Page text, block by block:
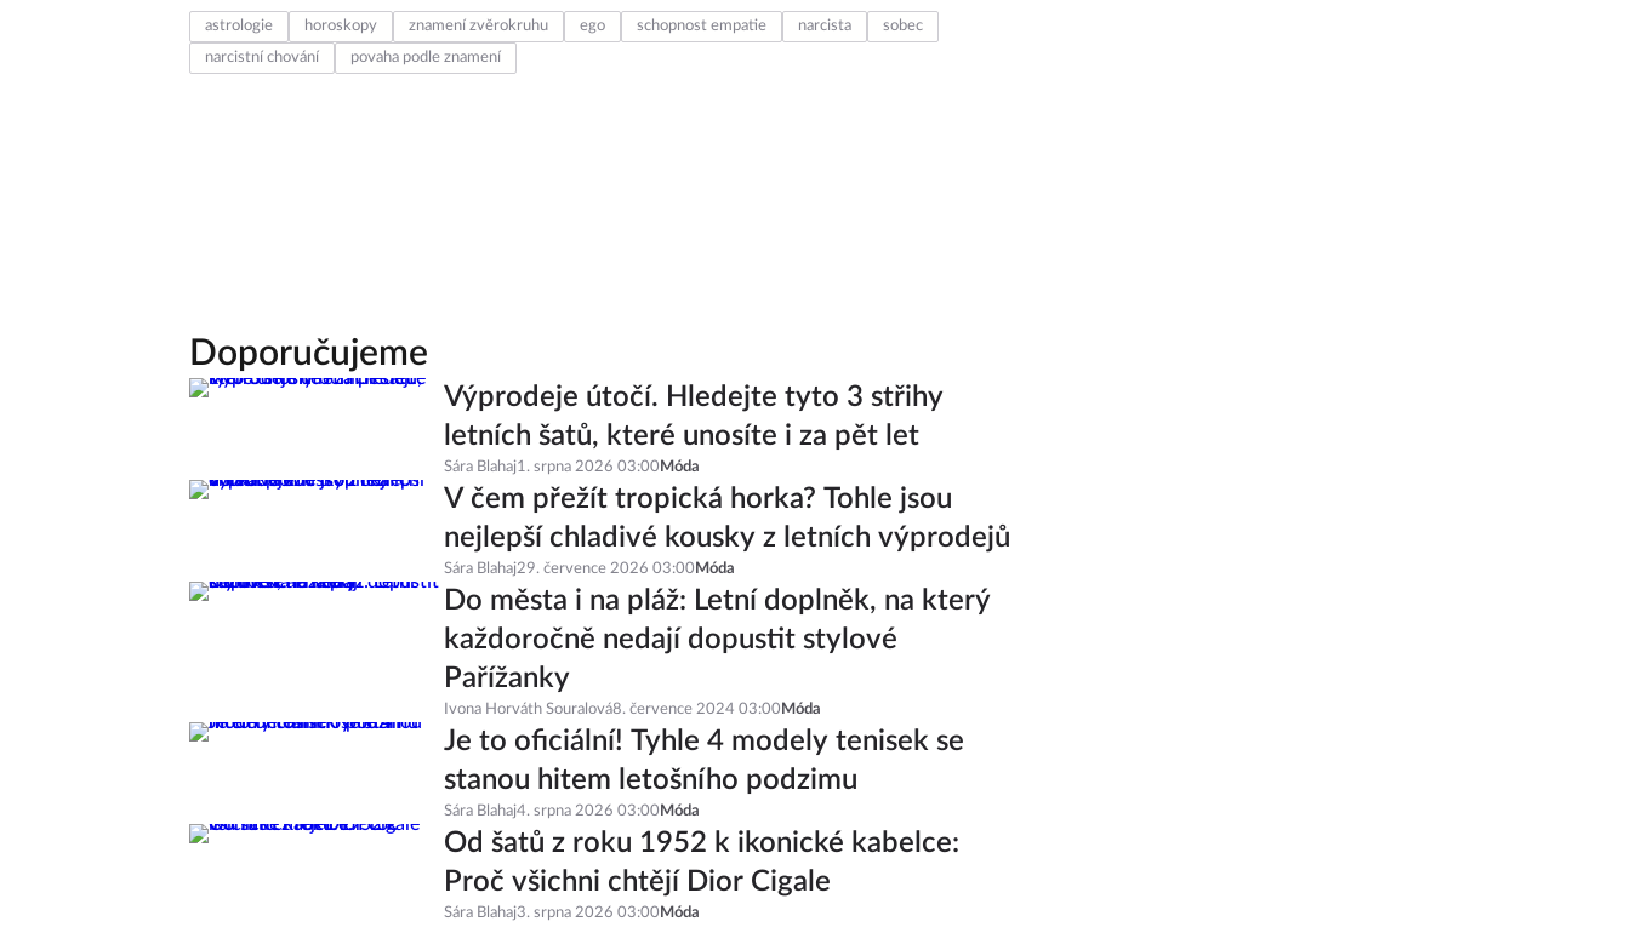
astrologie horoskopy znamení zvěrokruhu ego schopnost empatie narcista
sobec
narcistní chování
povaha podle znamení
Doporučujeme
Výprodeje útočí. Hledejte tyto 3 střihy
letních šatů, které unosíte i za pět let
Sára Blahaj1. srpna 2026 03:00 Móda
V čem přežít tropická horka? Tohle jsou
nejlepší chladivé kousky z letních výprodejů
Sára Blahaj29. července 2026 03:00 Móda
Do města i na pláž: Letní doplněk, na který
každoročně nedají dopustit stylové
Pařížanky
Ivona Horváth Souralová8. července 2024 03:00 Móda
Je to oficiální! Tyhle 4 modely tenisek se
stanou hitem letošního podzimu
Sára Blahaj4. srpna 2026 03:00 Móda
Od šatů z roku 1952 k ikonické kabelce:
Proč všichni chtějí Dior Cigale
Sára Blahaj3. srpna 2026 03:00 Móda